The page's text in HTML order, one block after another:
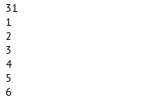
31
1
2
3
4
5
6